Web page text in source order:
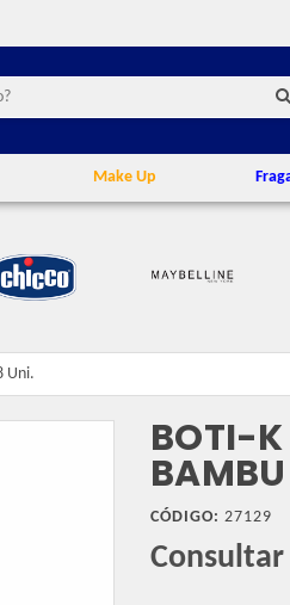
Make Up
Uni.
BOTI-K
CÓDIGO: 27129
Consultar